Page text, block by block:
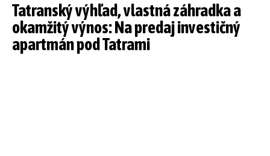
Tatranský výhľad, vlastná záhradka a
okamžitý výnos: Na predaj investičný
apartmán pod Tatrami